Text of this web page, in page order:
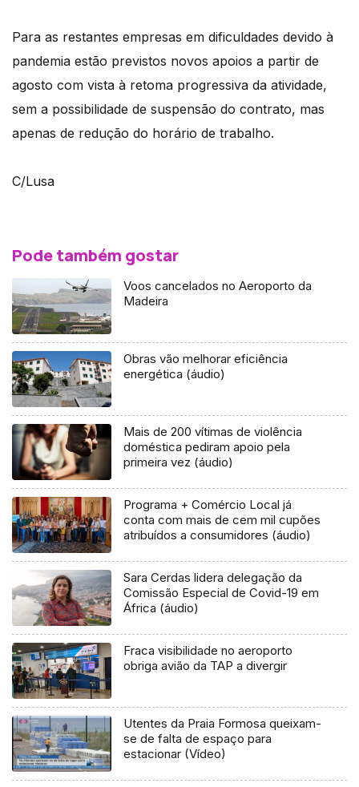
Para as restantes empresas em dificuldades devido à
pandemia estão previstos novos apoios a partir de
agosto com vista à retoma progressiva da atividade,
sem a possibilidade de suspensão do contrato, mas
apenas de redução do horário de trabalho.
C/Lusa
Pode também gostar
Voos cancelados no Aeroporto da
Madeira
Obras vão melhorar eficiência
energética (áudio)
Mais de 200 vítimas de violência
doméstica pediram apoio pela
primeira vez (áudio)
Programa + Comércio Local já
conta com mais de cem mil cupões
atribuídos a consumidores (áudio)
Sara Cerdas lidera delegação da
Comissão Especial de Covid-19 em
África (áudio)
Fraca visibilidade no aeroporto
obriga avião da TAP a divergir
Utentes da Praia Formosa queixam-
se de falta de espaço para
estacionar (Vídeo)